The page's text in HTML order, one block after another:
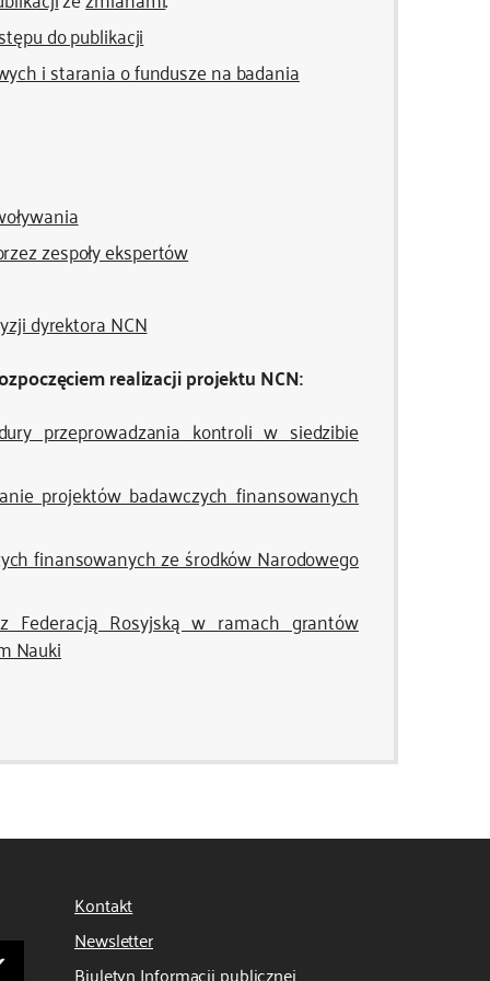
do publikacji
i starania o fundusze na badania
zespoły ekspertów
dyrektora NCN
realizacji projektu NCN:
przeprowadzania kontroli w siedzibie
projektów badawczych finansowanych
finansowanych ze środków Narodowego
Federacją Rosyjską w ramach grantów
Nauki
Kontakt
Newsletter
Biuletyn Informacji publicznej